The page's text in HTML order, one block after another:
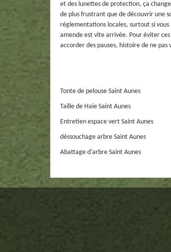
et des lunettes de protection, ça
de plus frustrant que de découvrir une
réglementations locales, surtout si
amende est vite arrivée. Pour éviter ces
accorder des pauses, histoire de ne
Tonte de pelouse Saint Aunes
Taille de Haie Saint Aunes
Entretien espace vert Saint Aunes
déssouchage arbre Saint Aunes
Abattage d'arbre Saint Aunes